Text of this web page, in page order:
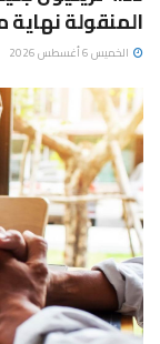
المنقولة نهاية
الخميس 6 أغسطس 2026